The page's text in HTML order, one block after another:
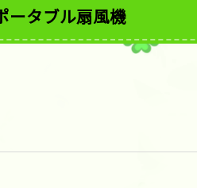
ータブル扇風機